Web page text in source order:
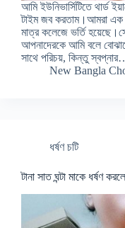
আমি ইউনিভার্সিটিতে থার্ড
টাইম জব করতাম।আমরা
মাত্র কলেজে ভর্তি
আপনাদেরকে আমি বলে
সাথে পরিচয়, কিন্তু
New Bangla
ধর্ষণ চটি
টানা সাত ঘন্টা মাকে ধর্ষণ